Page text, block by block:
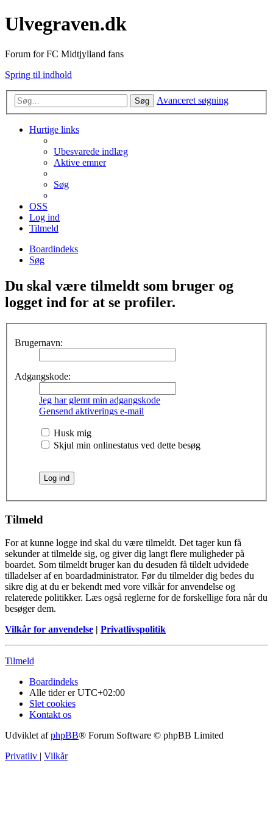
Ulvegraven.dk
Forum for FC Midtjylland fans
Spring til indhold
Søg Avanceret søgning
Hurtige links
Ubesvarede indlæg
Aktive emner
Søg
OSS
Log ind
Tilmeld
Boardindeks
Søg
Du skal være tilmeldt som bruger og
logget ind for at se profiler.
Brugernavn:
Adgangskode:
Jeg har glemt min adgangskode
Gensend aktiverings e-mail
Husk mig
Skjul min onlinestatus ved dette besøg
Tilmeld
For at kunne logge ind skal du være tilmeldt. Det tager kun få
sekunder at tilmelde sig, og giver dig langt flere muligheder på
boardet. Som tilmeldt bruger kan du desuden få tildelt udvidede
tilladelser af en boardadministrator. Før du tilmelder dig bedes du
sikre dig at du er bekendt med vore vilkår for anvendelse og
relaterede politikker. Læs også reglerne for de forskellige fora når du
besøger dem.
Vilkår for anvendelse | Privatlivspolitik
Tilmeld
Boardindeks
Alle tider erUTC+02:00
Slet cookies
Kontakt os
Udviklet afphpBB® Forum Software © phpBB Limited
Privatliv | Vilkår